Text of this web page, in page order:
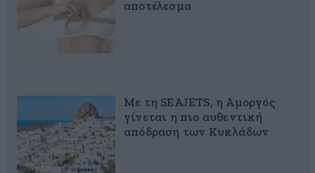
αποτέλεσμα
Με τη SEAJETS, η Αμοργός
γίνεται η πιο αυθεντική
απόδραση των Κυκλάδων